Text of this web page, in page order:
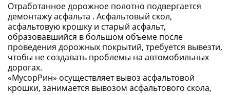
Отработанное дорожное полотно подвергается
демонтажу асфальта . Асфальтовый скол,
асфальтовую крошку и старый асфальт,
образовавшийся в большом объеме после
проведения дорожных покрытий, требуется вывезти,
чтобы не создавать проблемы на автомобильных
дорогах.
«МусорРин» осуществляет вывоз асфальтовой
крошки, занимается вывозом асфальтового скола,